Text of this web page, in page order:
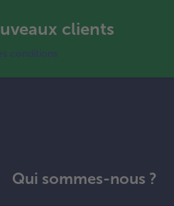
clients
conditions
Qui sommes-nous ?